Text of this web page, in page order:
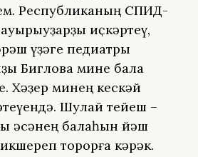
Республиканың СПИД-
иҫкәртеү,
үҙәге педиатры
Биглова мине бала
Хәҙер минең кескәй
Шулай тейеш –
әсәнең балаһын йәш
торорға кәрәк.